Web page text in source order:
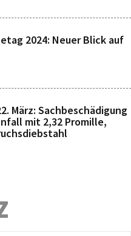
2024: Neuer Blick auf
März: Sachbeschädigung
mit 2,32 Promille,